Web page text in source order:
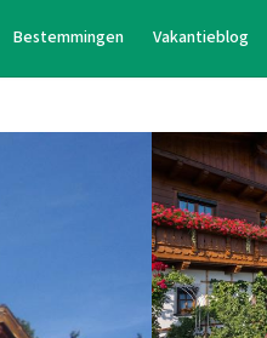
Bestemmingen Vakantieblog